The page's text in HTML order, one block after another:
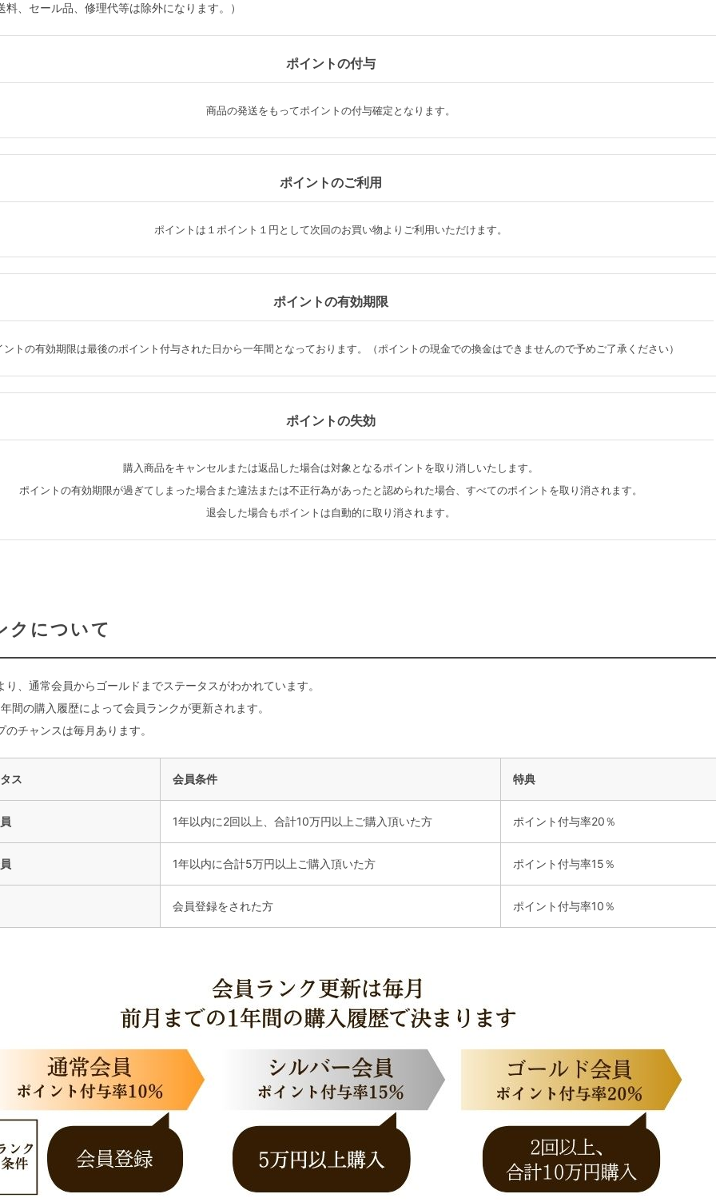
料、セール品、修理代等は除外になります。）
ポイントの付与
商品の発送をもってポイントの付与確定となります。
ポイントのご利用
ポイントは１ポイント１円として次回のお買い物よりご利用いただけます。
ポイントの有効期限
ントの有効期限は最後のポイント付与された日から一年間となっております。（ポイントの現金での換金はできませんので予めご了承ください）
ポイントの失効
購入商品をキャンセルまたは返品した場合は対象となるポイントを取り消しいたします。
ポイントの有効期限が過ぎてしまった場合また違法または不正行為があったと認められた場合、すべてのポイントを取り消されます。
退会した場合もポイントは自動的に取り消されます。
クについて
り、通常会員からゴールドまでステータスがわかれています。
間の購入履歴によって会員ランクが更新されます。
のチャンスは毎月あります。
ス 会員条件 特典
1年以内に2回以上、合計10万円以上ご購入頂いた方 ポイント付与率20％
1年以内に合計5万円以上ご購入頂いた方 ポイント付与率15％
会員登録をされた方 ポイント付与率10％